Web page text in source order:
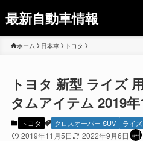
最新自動車情報
ホーム 日本車 トヨタ
トヨタ 新型 ライズ
タムアイテム 2019
トヨタ クロスオーバー SUV ライズ
2019年11月5日 2022年9月6日